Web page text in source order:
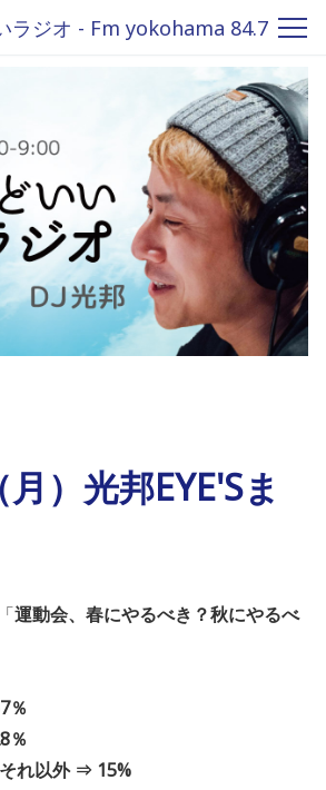
ラジオ - Fm yokohama 84.7
）光邦EYE'Sま
運動会、春にやるべき？秋にやるべ
％
％
れ以外 ⇒ 15%